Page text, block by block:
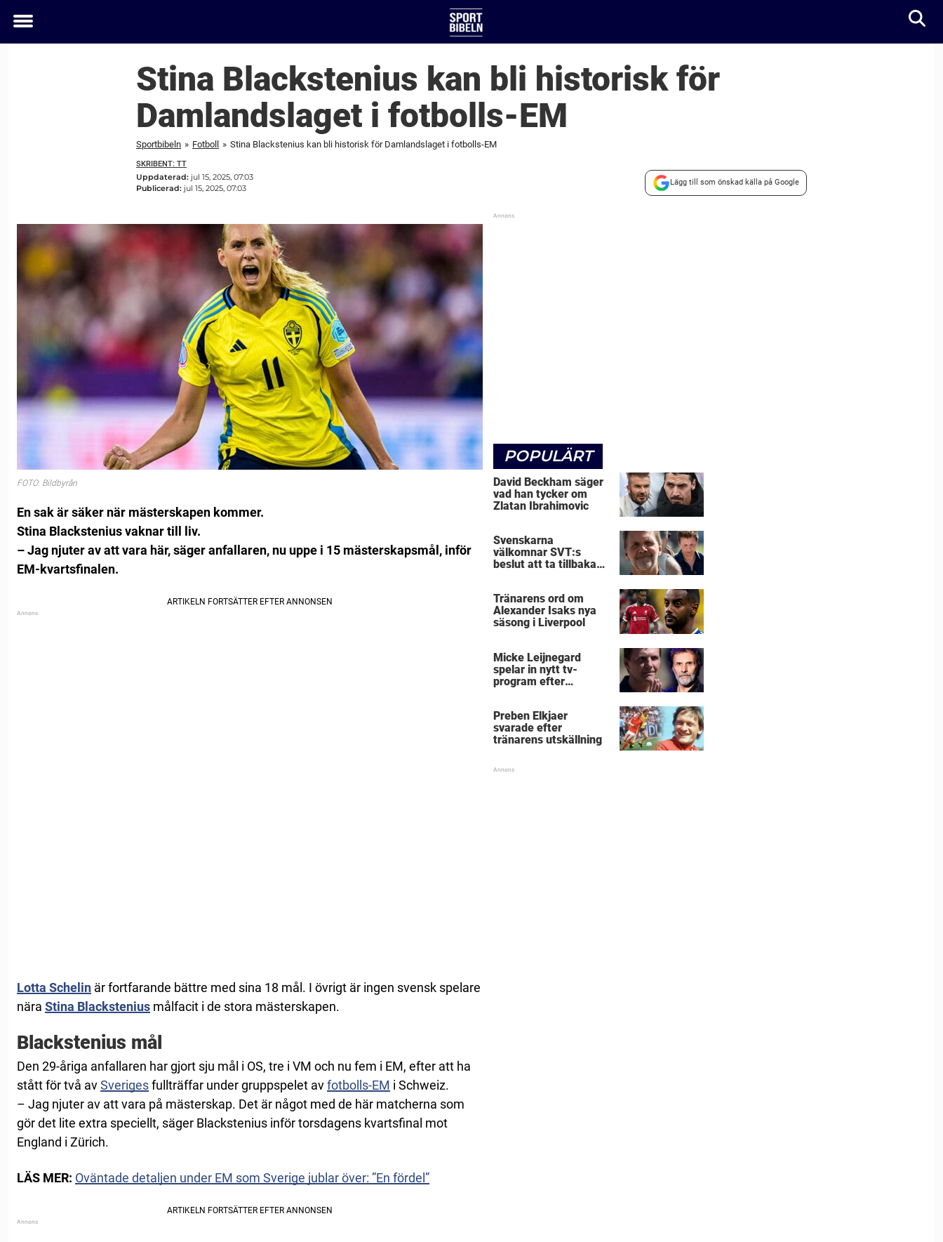
Toggle
Stina Blackstenius kan bli historisk för
Damlandslaget i fotbolls-EM
Sportbibeln » Fotboll » Stina Blackstenius kan bli historisk för Damlandslaget i fotbolls-EM
SKRIBENT: TT
Uppdaterad: jul 15, 2025, 07:03
Publicerad: jul 15, 2025, 07:03
Lägg till som önskad källa på Google
FOTO: Bildbyrån
En sak är säker när mästerskapen kommer.
Stina Blackstenius vaknar till liv.
– Jag njuter av att vara här, säger anfallaren, nu uppe i 15 mästerskapsmål, inför
EM-kvartsfinalen.
Lotta Schelin är fortfarande bättre med sina 18 mål. I övrigt är ingen svensk spelare
nära Stina Blackstenius målfacit i de stora mästerskapen.
Blackstenius mål
Den 29-åriga anfallaren har gjort sju mål i OS, tre i VM och nu fem i EM, efter att ha
stått för två avSverigesfullträffar under gruppspelet avfotbolls-EM i Schweiz.
– Jag njuter av att vara på mästerskap. Det är något med de här matcherna som
gör det lite extra speciellt, säger Blackstenius inför torsdagens kvartsfinal mot
England i Zürich.
LÄS MER: Oväntade detaljen under EM som Sverige jublar över: ”En fördel”
POPULÄRT
David Beckham säger
vad han tycker om
Zlatan Ibrahimovic
Svenskarna
välkomnar SVT:s
beslut att ta tillbaka
Tränarens ord om
Alexander Isaks nya
säsong i Liverpool
Micke Leijnegard
spelar in nytt tv-
program efter
Preben Elkjaer
svarade efter
tränarens utskällning